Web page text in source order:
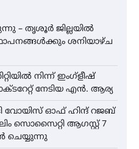
– തൃശൂർ ജില്ലയിൽ
ശനിയാഴ്ച
നിന്ന് ഇംഗ്ളീഷ്
നേടിയ എൻ. ആര്യ
ദി വോയിസ് ഓഫ് ഹിന്ദ് റജബ്
സൊസൈറ്റി ആഗസ്റ്റ് 7
ചെയ്യുന്നു